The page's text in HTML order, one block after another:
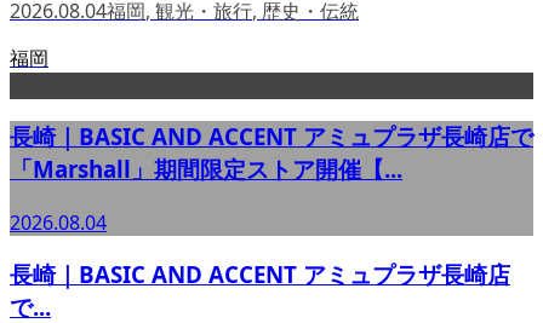
2026.08.04福岡, 観光・旅行, 歴史・伝統
福岡
長崎｜BASIC AND ACCENT アミュプラザ長崎店で
「Marshall」期間限定ストア開催【...
2026.08.04
長崎｜BASIC AND ACCENT アミュプラザ長崎店
で...